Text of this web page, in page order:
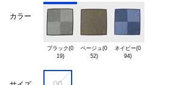
カラー
ブラック(0
19)
ベージュ(0
52)
ネイビー(0
94)